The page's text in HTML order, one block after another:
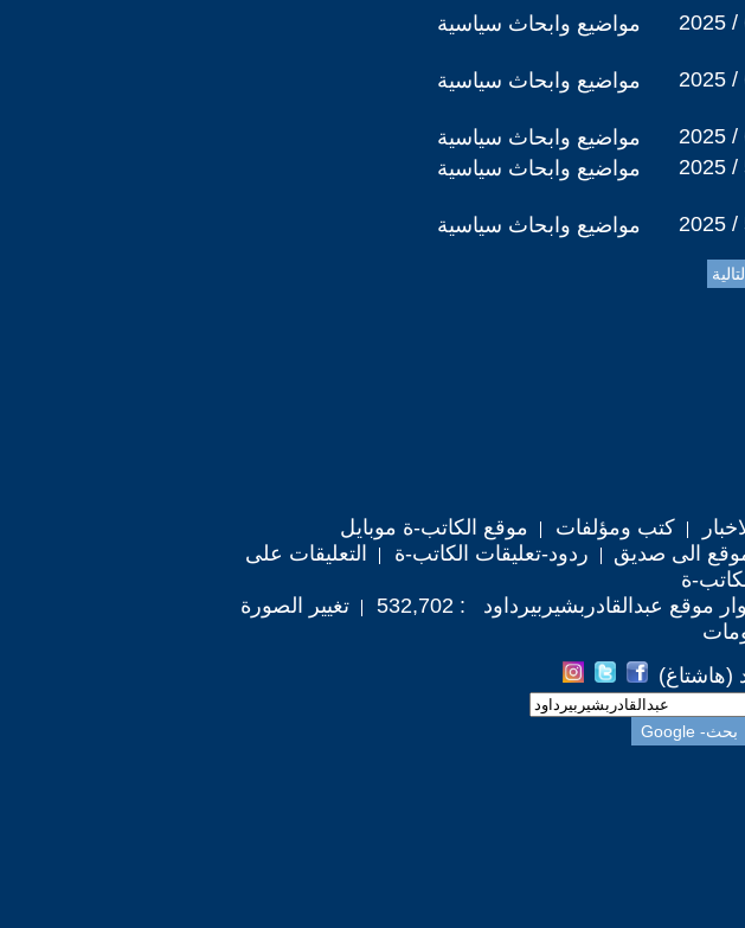
مواضيع وابحاث سياسية 2025 /
مواضيع وابحاث سياسية 2025 /
مواضيع وابحاث سياسية 2025 /
مواضيع وابحاث سياسية
2025 /
مواضيع وابحاث سياسية 2025 /
كتب ومؤلفات
موقع الكاتب-ة موبايل
الى صديق ردود-تعليقات الكاتب-ة
التعليقات على
ة
موقع عبدالقادربشيربيرداود : 532,702
تغيير الصورة
(هاشتاغ)